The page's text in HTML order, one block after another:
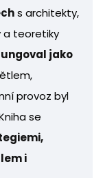
s architekty,
a teoretiky
jako
provoz byl
se
i